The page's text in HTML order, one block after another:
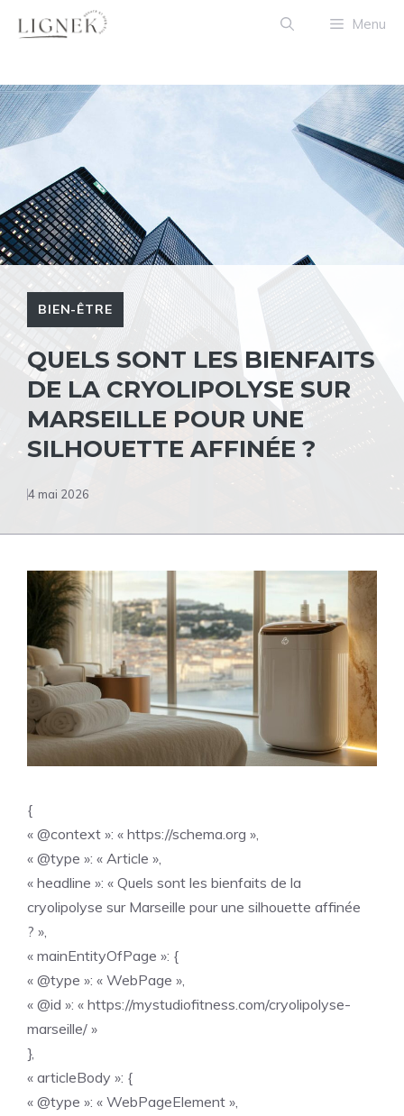
Menu
BIEN-ÊTRE
QUELS SONT LES BIENFAITS
DE LA CRYOLIPOLYSE SUR
MARSEILLE POUR UNE
SILHOUETTE AFFINÉE ?
4 mai 2026
{
« @context »: « https://schema.org »,
« @type »: « Article »,
« headline »: « Quels sont les bienfaits de la
cryolipolyse sur Marseille pour une silhouette affinée
? »,
« mainEntityOfPage »: {
« @type »: « WebPage »,
« @id »: « https://mystudiofitness.com/cryolipolyse-
marseille/ »
},
« articleBody »: {
« @type »: « WebPageElement »,